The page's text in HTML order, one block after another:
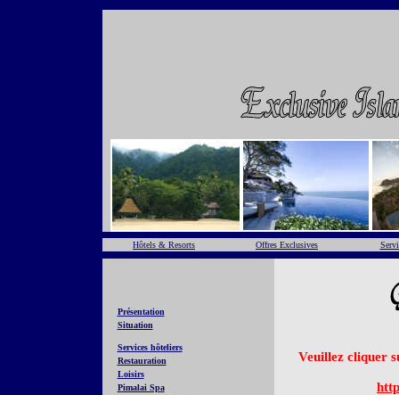
Hôtels & Resorts Offres Exclusives
Présentation
Situation
Services hôteliers
Restauration
Loisirs
Pimalai Spa
Veuillez cliquer